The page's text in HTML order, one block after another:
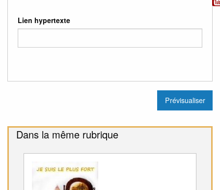
Lien hypertexte
Dans la même rubrique